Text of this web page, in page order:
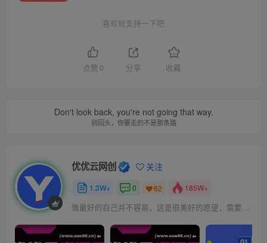
喜欢就支持一下吧
点赞 0 分享 收藏
Don't look back, you're not going that way.
别回头，你要走的不是那条路
优优云网创 关注
1.3W+ 0 62 185W+
做最好的自己并不容易，这是很美好的愿望，需要耐心、坚持和毅力